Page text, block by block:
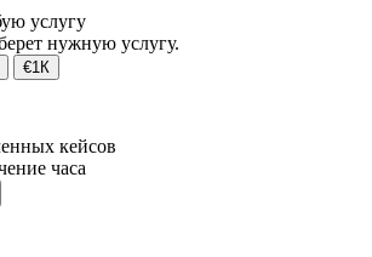
услугу
нужную услугу.
€1К
кейсов
часа